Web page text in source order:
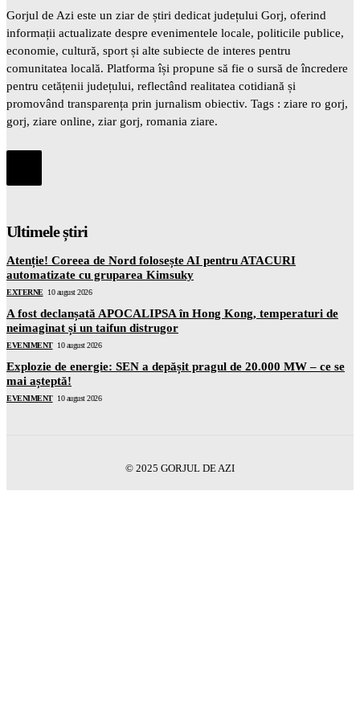
Gorjul de Azi este un ziar de știri dedicat județului Gorj, oferind
informații actualizate despre evenimentele locale, politicile publice,
economie, cultură, sport și alte subiecte de interes pentru
comunitatea locală. Platforma își propune să fie o sursă de încredere
pentru cetățenii județului, reflectând realitatea cotidiană și
promovând transparența prin jurnalism obiectiv. Tags : ziare ro gorj,
gorj, ziare online, ziar gorj, romania ziare.
Ultimele știri
Atenție! Coreea de Nord folosește AI pentru ATACURI
automatizate cu gruparea Kimsuky
EXTERNE 10 august 2026
A fost declanșată APOCALIPSA în Hong Kong, temperaturi de
neimaginat și un taifun distrugor
EVENIMENT 10 august 2026
Explozie de energie: SEN a depășit pragul de 20.000 MW – ce se
mai așteptă!
EVENIMENT 10 august 2026
© 2025 GORJUL DE AZI